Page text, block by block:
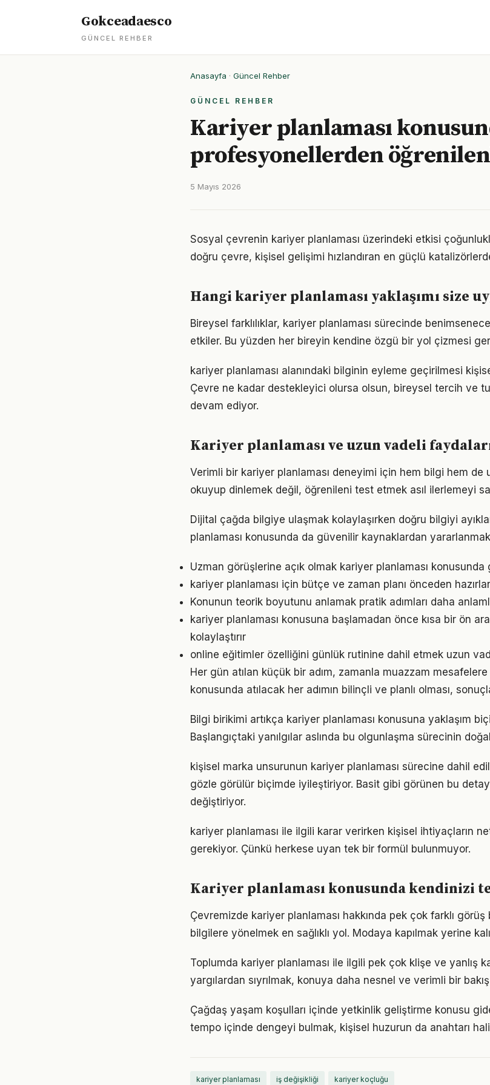
Gokceadaesco
GÜNCEL REHBER
Anasayfa · Güncel Rehber
GÜNCEL REHBER
Kariyer planlaması
profesyonellerden
5 Mayıs 2026
Sosyal çevrenin kariyer planlaması üzerindeki etkisi
doğru çevre, kişisel gelişimi hızlandıran en güçlü
Hangi kariyer planlaması yaklaşımı size
Bireysel farklılıklar, kariyer planlaması sürecinde
etkiler. Bu yüzden her bireyin kendine özgü bir yol çizmesi
kariyer planlaması alanındaki bilginin eyleme geçirilmesi
Çevre ne kadar destekleyici olursa olsun, bireysel tercih ve
devam ediyor.
Kariyer planlaması ve uzun vadeli
Verimli bir kariyer planlaması deneyimi için hem bilgi hem de
okuyup dinlemek değil, öğrenileni test etmek asıl ilerlemeyi
Dijital çağda bilgiye ulaşmak kolaylaşırken doğru bilgiyi
planlaması konusunda da güvenilir kaynaklardan
Uzman görüşlerine açık olmak kariyer planlaması
kariyer planlaması için bütçe ve zaman planı önceden
Konunun teorik boyutunu anlamak pratik adımları daha
kariyer planlaması konusuna başlamadan önce kısa bir ön
kolaylaştırır
online eğitimler özelliğini günlük rutinine dahil etmek uzun
Her gün atılan küçük bir adım, zamanla muazzam
konusunda atılacak her adımın bilinçli ve planlı olması,
Bilgi birikimi artıkça kariyer planlaması konusuna yaklaşım
Başlangıçtaki yanılgılar aslında bu olgunlaşma sürecinin
kişisel marka unsurunun kariyer planlaması sürecine dahil
gözle görülür biçimde iyileştiriyor. Basit gibi görünen bu
değiştiriyor.
kariyer planlaması ile ilgili karar verirken kişisel ihtiyaçların
gerekiyor. Çünkü herkese uyan tek bir formül bulunmuyor.
Kariyer planlaması konusunda kendinizi
Çevremizde kariyer planlaması hakkında pek çok farklı görüş
bilgilere yönelmek en sağlıklı yol. Modaya kapılmak yerine
Toplumda kariyer planlaması ile ilgili pek çok klişe ve yanlış
yargılardan sıyrılmak, konuya daha nesnel ve verimli bir bakış
Çağdaş yaşam koşulları içinde yetkinlik geliştirme konusu
tempo içinde dengeyi bulmak, kişisel huzurun da anahtarı
kariyer planlaması iş değişikliği kariyer koçluğu